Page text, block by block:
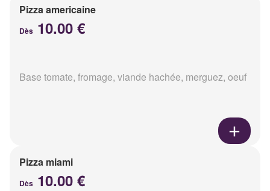
Pizza americaine
Dès 10.00 €
Base tomate, fromage, viande hachée, merguez, oeuf
Pizza miami
Dès 10.00 €